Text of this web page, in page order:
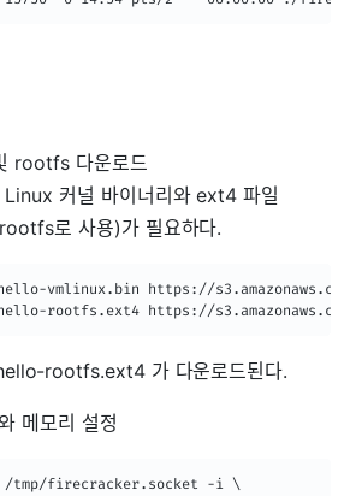
rootfs 다운로드
Linux 커널 바이너리와 ext4 파일
로 사용)가 필요하다.
vmlinux.bin https://
rootfs.ext4 https://
rootfs.ext4 가 다운로드된다.
메모리 설정
/tmp/firecracker.socket -i \